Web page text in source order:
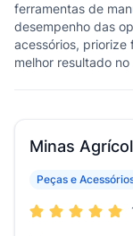
ferramentas de
desempenho das
acessórios, priorize
melhor resultado
Minas
Peças e